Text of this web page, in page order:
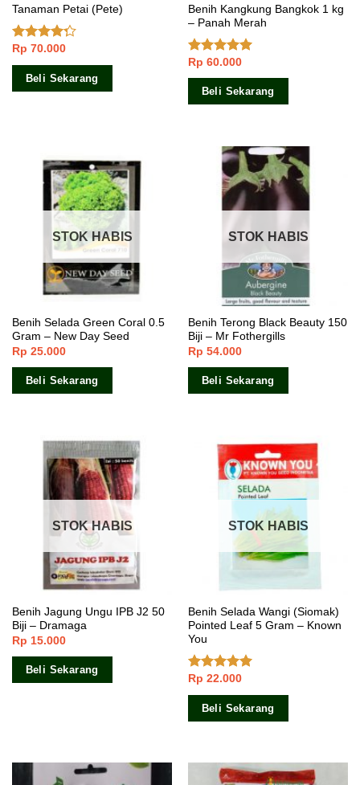
Tanaman Petai (Pete)
Dinilai
4.00dari
Rp 70.000
Beli Sekarang
Benih Kangkung Bangkok 1 kg
– Panah Merah
Dinilai5.00
dari 5
Rp 60.000
Beli Sekarang
STOK HABIS
Benih Selada Green Coral 0.5
Gram – New Day Seed
Rp 25.000
Beli Sekarang
STOK HABIS
Benih Terong Black Beauty 150
Biji – Mr Fothergills
Rp 54.000
Beli Sekarang
STOK HABIS
Benih Jagung Ungu IPB J2 50
Biji – Dramaga
Rp 15.000
Beli Sekarang
STOK HABIS
Benih Selada Wangi (Siomak)
Pointed Leaf 5 Gram – Known
You
Dinilai5.00
dari 5
Rp 22.000
Beli Sekarang